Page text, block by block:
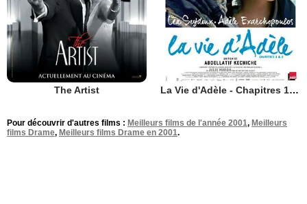
The Artist La Vie d'Adèle - Chapitres 1 et 2
Pour découvrir d'autres films : Meilleurs films de l'année 2001, Meilleurs
films Drame, Meilleurs films Drame en 2001.